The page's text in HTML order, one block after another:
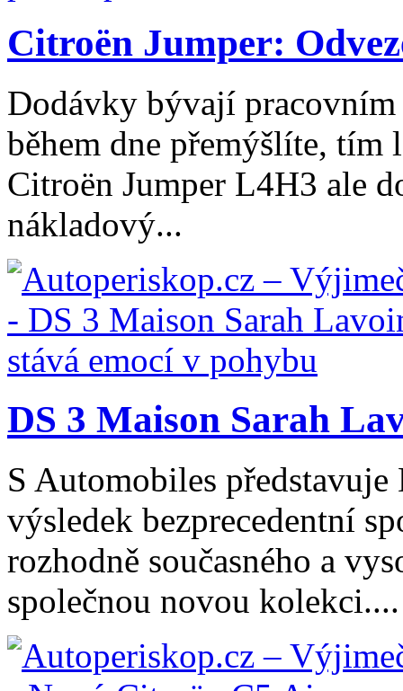
Citroën Jumper:
Dodávky bývají
během dne přemýšlíte,
Citroën Jumper L4H3 ale
nákladový...
DS 3 Maison Sarah
S Automobiles
výsledek bezprecedentní
rozhodně současného a
společnou novou kolekci....